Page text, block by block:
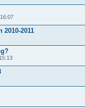
2010-2011